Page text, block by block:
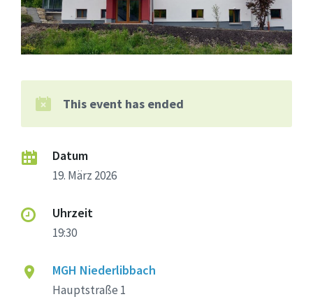
This event has ended
Datum
19. März 2026
Uhrzeit
19:30
MGH Niederlibbach
Hauptstraße 1